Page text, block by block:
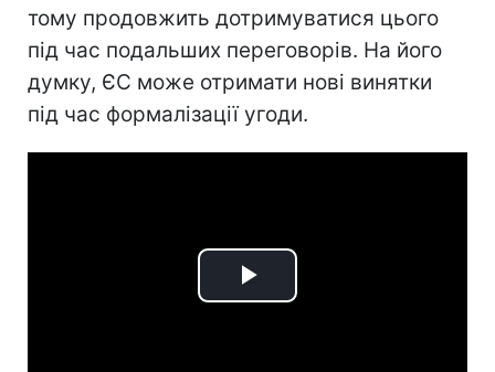
тому продовжить дотримуватися цього
під час подальших переговорів. На його
думку, ЄС може отримати нові винятки
під час формалізації угоди.
Play